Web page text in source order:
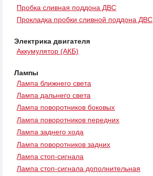
Пробка сливная поддона ДВС
Прокладка пробки сливной поддона ДВС
Электрика двигателя
Аккумулятор (АКБ)
Лампы
Лампа ближнего света
Лампа дальнего света
Лампа поворотников боковых
Лампа поворотников передних
Лампа заднего хода
Лампа поворотников задних
Лампа стоп-сигнала
Лампа стоп-сигнала дополнительная